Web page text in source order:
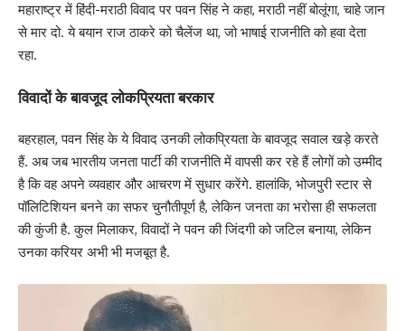
महाराष्ट्र में हिंदी-मराठी विवाद पर पवन सिंह ने कहा, मराठी नहीं बोलूंगा, चाहे जान
से मार दो. ये बयान राज ठाकरे को चैलेंज था, जो भाषाई राजनीति को हवा देता
रहा.
विवादों के बावजूद लोकप्रियता बरकार
बहरहाल, पवन सिंह के ये विवाद उनकी लोकप्रियता के बावजूद सवाल खड़े करते
हैं. अब जब भारतीय जनता पार्टी की राजनीति में वापसी कर रहे हैं लोगों को उम्मीद
है कि वह अपने व्यवहार और आचरण में सुधार करेंगे. हालांकि, भोजपुरी स्टार से
पॉलिटिशियन बनने का सफर चुनौतीपूर्ण है, लेकिन जनता का भरोसा ही सफलता
की कुंजी है. कुल मिलाकर, विवादों ने पवन की जिंदगी को जटिल बनाया, लेकिन
उनका करियर अभी भी मजबूत है.